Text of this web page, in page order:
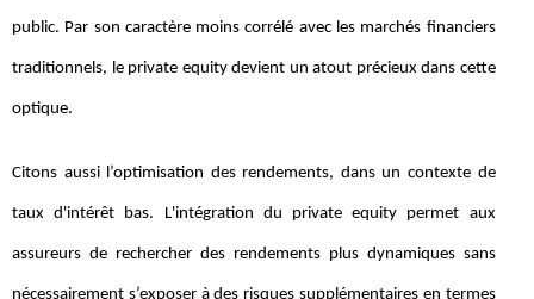
public. Par son caractère moins corrélé avec les marchés financiers
traditionnels, le private equity devient un atout précieux dans cette
optique.
Citons aussi l’optimisation des rendements, dans un contexte de
taux d'intérêt bas. L'intégration du private equity permet aux
assureurs de rechercher des rendements plus dynamiques sans
nécessairement s’exposer à des risques supplémentaires en termes